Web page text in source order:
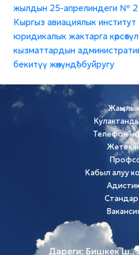
жылдын 25-апрелиндеги №
Кыргыз авиациялык
юридикалык жактарга
кызматтардын
бекитүү жөнүндө" буйругу
Дареги: Бишкек ш.,
Телефон
Кабыл алуу